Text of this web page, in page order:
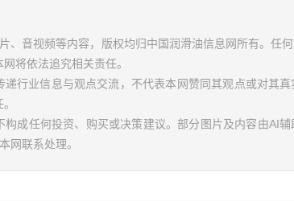
、音视频等内容，版权均归中国润滑油信息网所有。任
将依法追究相关责任。
行业信息与观点交流，不代表本网赞同其观点或对其
成任何投资、购买或决策建议。部分图片及内容由AI
网联系处理。